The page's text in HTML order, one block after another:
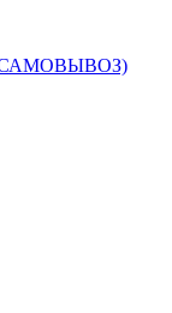
САМОВЫВОЗ)